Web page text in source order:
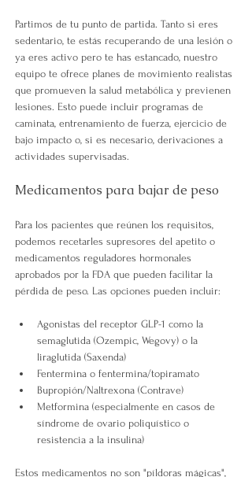
Partimos de tu punto de partida. Tanto si eres
sedentario, te estás recuperando de una lesión o
ya eres activo pero te has estancado, nuestro
equipo te ofrece planes de movimiento realistas
que promueven la salud metabólica y previenen
lesiones. Esto puede incluir programas de
caminata, entrenamiento de fuerza, ejercicio de
bajo impacto o, si es necesario, derivaciones a
actividades supervisadas.
Medicamentos para bajar de peso
Para los pacientes que reúnen los requisitos,
podemos recetarles supresores del apetito o
medicamentos reguladores hormonales
aprobados por la FDA que pueden facilitar la
pérdida de peso. Las opciones pueden incluir:
Agonistas del receptor GLP-1 como la
semaglutida (Ozempic, Wegovy) o la
liraglutida (Saxenda)
Fentermina o fentermina/topiramato
Bupropión/Naltrexona (Contrave)
Metformina (especialmente en casos de
síndrome de ovario poliquístico o
resistencia a la insulina)
Estos medicamentos no son "píldoras mágicas",